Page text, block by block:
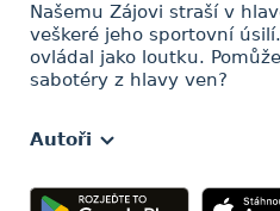
Našemu Zájovi straší v
veškeré jeho sportovní
ovládal jako loutku.
sabotéry z hlavy ven?
Autoři